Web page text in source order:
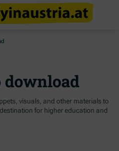
download
visuals, and other materials to
for higher education and